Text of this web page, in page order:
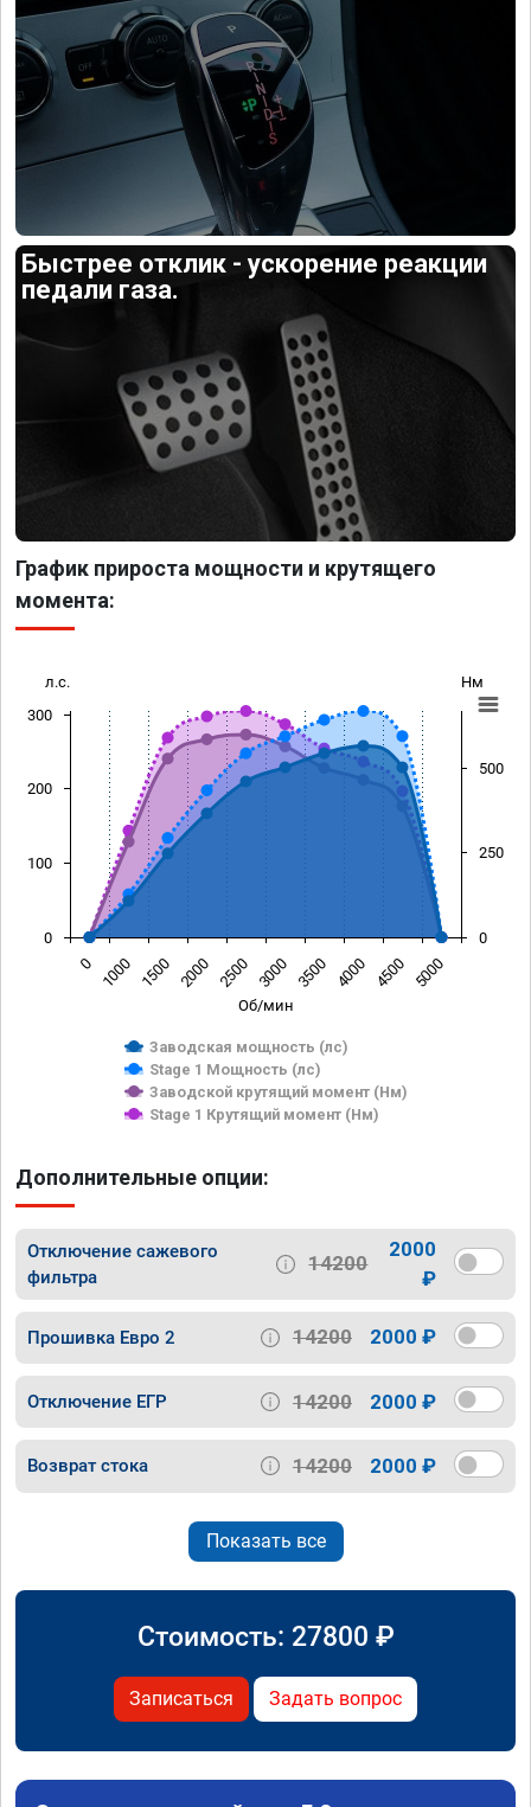
Быстрее отклик - ускорение реакции
педали газа.
График прироста мощности и крутящего
момента:
Об/мин
л.с. Нм
Заводская мощность (лс)
Stage 1 Мощность (лс)
Заводской крутящий момент (Нм)
Stage 1 Крутящий момент (Нм)
0 1000 1500 2000 2500 3000 3500 4000 4500 5000
0
100
200
300
0
250
500
Дополнительные опции:
Отключение сажевого
фильтра
14200
2000
₽
Прошивка Евро 2 14200 2000 ₽
Отключение ЕГР 14200 2000 ₽
Возврат стока 14200 2000 ₽
Показать все
Стоимость: 27800 ₽
Записаться Задать вопрос